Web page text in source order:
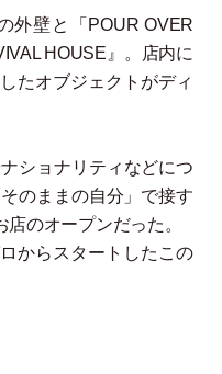
外壁と 「 POUR OVER
HOUSE』。店内に
たオブジェクトがディ
ショナリティなどにつ
そのままの自分 」 で接す
のオープンだった。
からスタートしたこの